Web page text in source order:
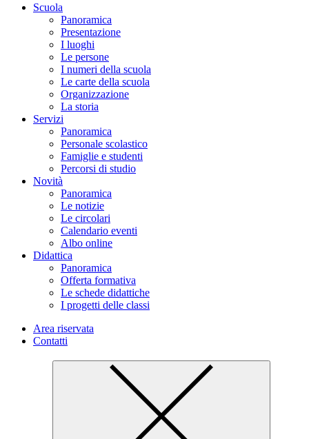
Scuola
Panoramica
Presentazione
I luoghi
Le persone
I numeri della scuola
Le carte della scuola
Organizzazione
La storia
Servizi
Panoramica
Personale scolastico
Famiglie e studenti
Percorsi di studio
Novità
Panoramica
Le notizie
Le circolari
Calendario eventi
Albo online
Didattica
Panoramica
Offerta formativa
Le schede didattiche
I progetti delle classi
Area riservata
Contatti